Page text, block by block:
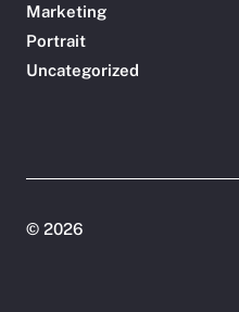
Marketing
Portrait
Uncategorized
© 2026